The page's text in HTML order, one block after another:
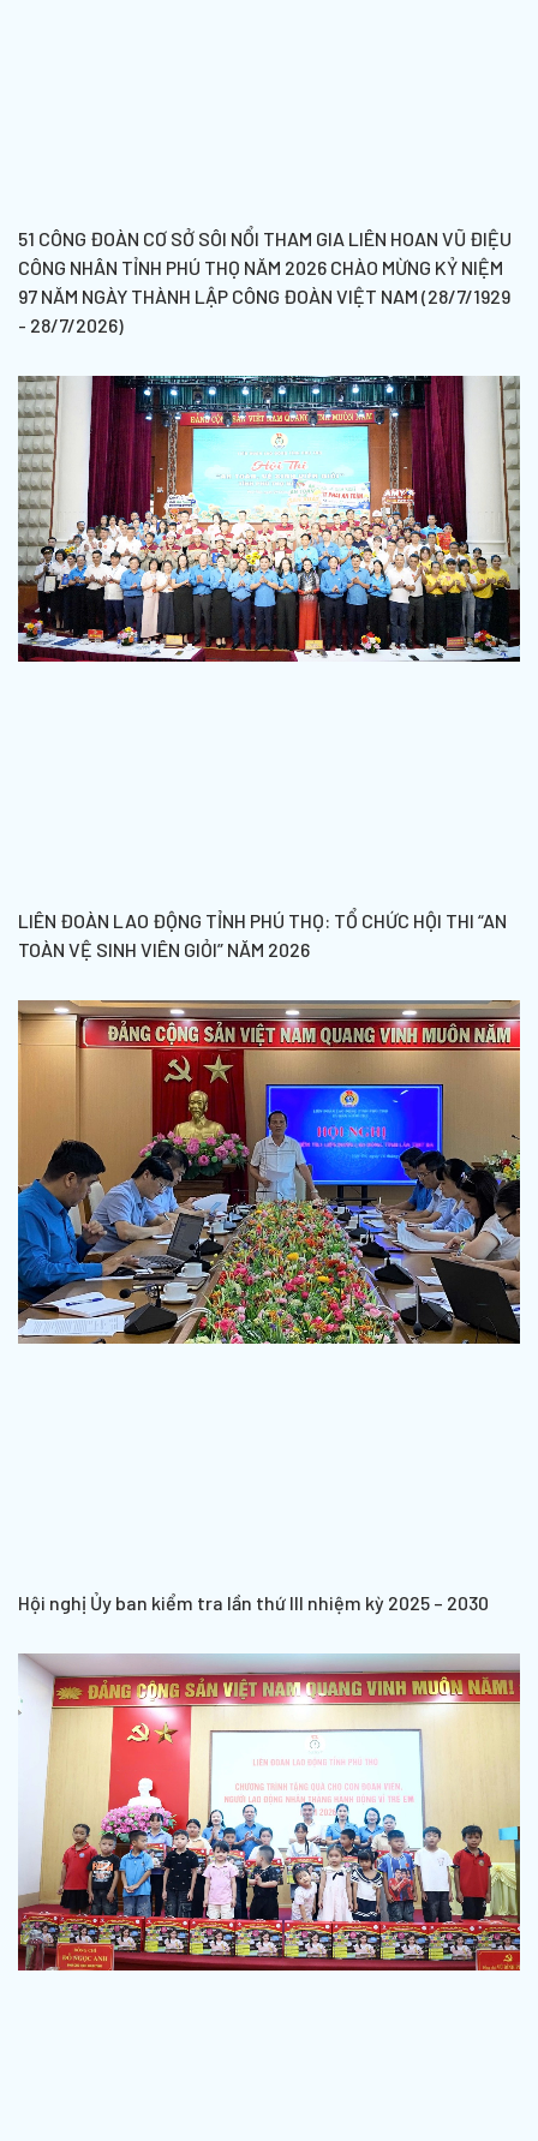
51 CÔNG ĐOÀN CƠ SỞ SÔI NỔI THAM GIA LIÊN HOAN VŨ ĐIỆU
CÔNG NHÂN TỈNH PHÚ THỌ NĂM 2026 CHÀO MỪNG KỶ NIỆM
97 NĂM NGÀY THÀNH LẬP CÔNG ĐOÀN VIỆT NAM (28/7/1929
- 28/7/2026)
LIÊN ĐOÀN LAO ĐỘNG TỈNH PHÚ THỌ: TỔ CHỨC HỘI THI “AN
TOÀN VỆ SINH VIÊN GIỎI” NĂM 2026
Hội nghị Ủy ban kiểm tra lần thứ III nhiệm kỳ 2025 – 2030